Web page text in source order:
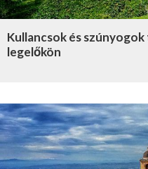
Kullancsok és
legelőkön